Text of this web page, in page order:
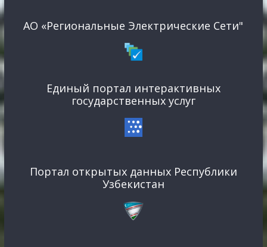
АО «Региональные Электрические Сети"
Единый портал интерактивных
государственных услуг
Портал открытых данных Республики
Узбекистан